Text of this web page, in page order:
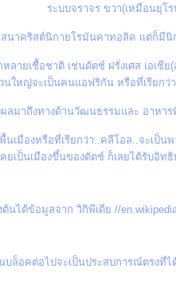
ระบบจราจร ขวา(เหมือนยุโร
นาคริสต์นิกายโรมันคาทอลิค แต่ก็มีนิ
ลายเชื้อชาติ เช่นดัตช์ ฝรั่งเศส เอเชี
ใหญ่จะเป็นคนแอฟริกัน หรือที่เรียกว่า
ลมาถึงทางด้านวัฒนธรรมและ อาหาร
นเมืองหรือที่เรียกว่า..คลีโอล..จะเป็น
ยเป็นเมืองขึ้นของดัตช์ ก็เลยได้รับอิ
ต้นได้ข้อมูลจาก วิกิพีเดีย //
ล็อคต่อไปจะเป็นประสบการณ์ตรงที่ไ